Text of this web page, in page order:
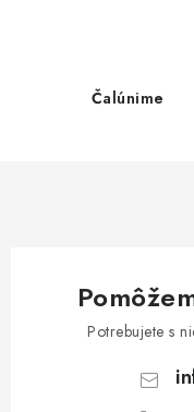
Čalúnime
Potrebujete s